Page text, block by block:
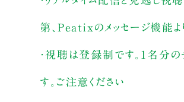
第、Peatixのメッセージ機能よ
・視聴は登録制です。1名分の
す。ご注意ください